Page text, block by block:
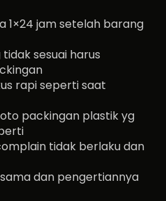
1×24 jam setelah barang
sesuai harus
rapi seperti saat
packingan plastik yg
tidak berlaku dan
dan pengertiannya